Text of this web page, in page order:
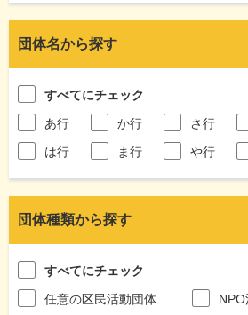
団体名から探す
すべてにチェック
あ行
か行 さ行
は行
ま行 や行
団体種類から探す
すべてにチェック
任意の区民活動団体
NPO